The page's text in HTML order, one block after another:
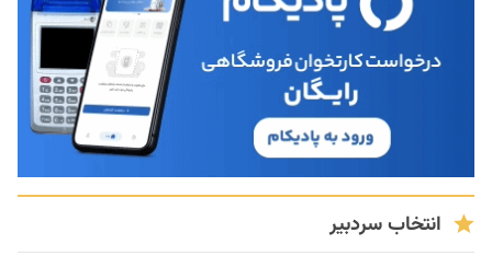
انتخاب سردبیر